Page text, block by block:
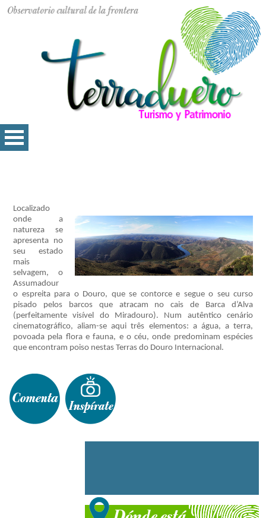
Localizado
onde a
natureza se
apresenta no
seu estado
mais
selvagem, o
Assumadour
o espreita para o Douro, que se contorce e segue o seu curso
pisado pelos barcos que atracam no cais de Barca d’Alva
(perfeitamente visível do Miradouro). Num autêntico cenário
cinematográfico, aliam-se aqui três elementos: a água, a terra,
povoada pela flora e fauna, e o céu, onde predominam espécies
que encontram poiso nestas Terras do Douro Internacional.